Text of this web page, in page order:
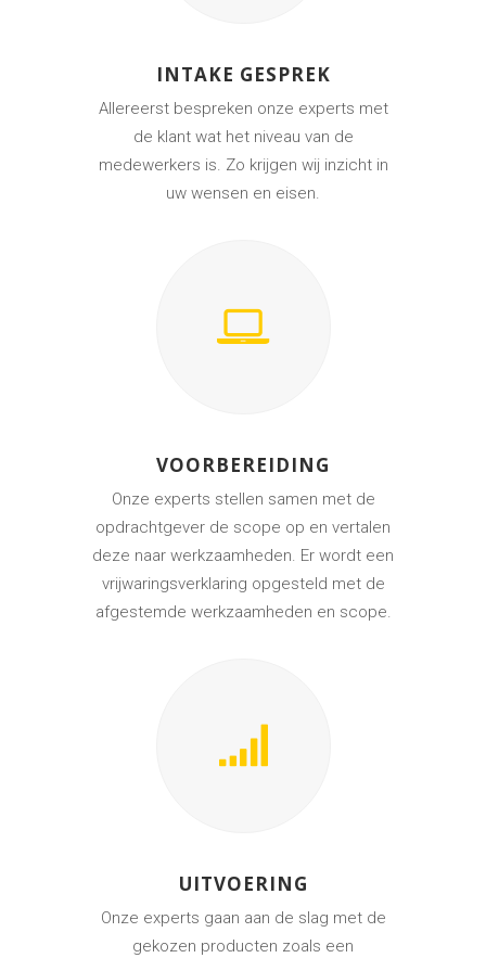
INTAKE GESPREK
Allereerst bespreken onze experts met
de klant wat het niveau van de
medewerkers is. Zo krijgen wij inzicht in
uw wensen en eisen.
VOORBEREIDING
Onze experts stellen samen met de
opdrachtgever de scope op en vertalen
deze naar werkzaamheden. Er wordt een
vrijwaringsverklaring opgesteld met de
afgestemde werkzaamheden en scope.
UITVOERING
Onze experts gaan aan de slag met de
gekozen producten zoals een